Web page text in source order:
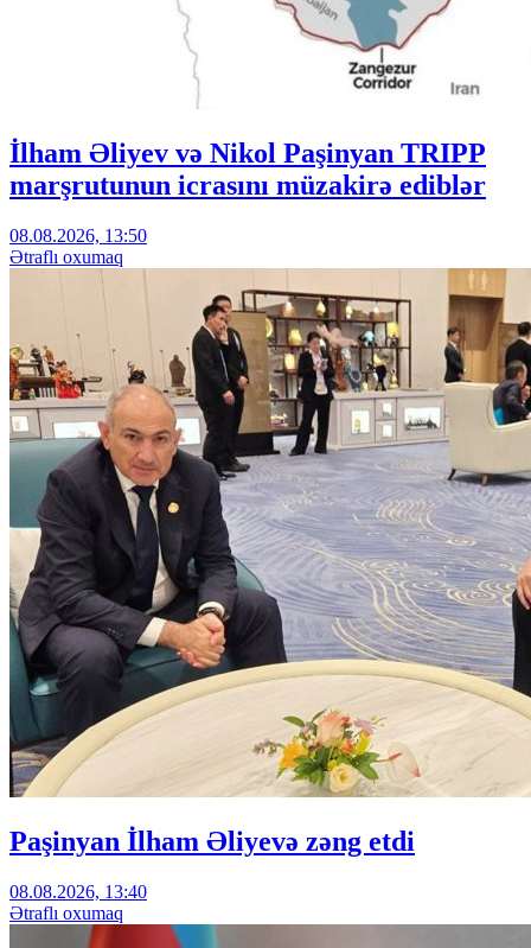
İlham Əliyev və Nikol Paşinyan TRIPP
marşrutunun icrasını müzakirə ediblər
08.08.2026, 13:50
Ətraflı oxumaq
Paşinyan İlham Əliyevə zəng etdi
08.08.2026, 13:40
Ətraflı oxumaq